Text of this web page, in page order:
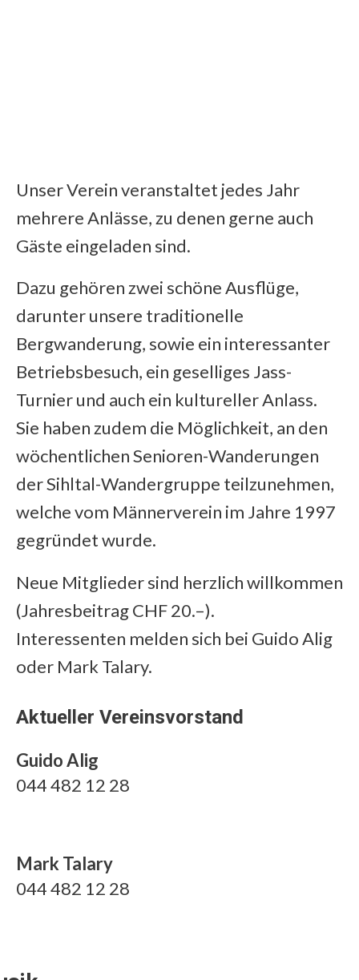
Unser Verein veranstaltet jedes Jahr
mehrere Anlässe, zu denen gerne auch
Gäste eingeladen sind.
Dazu gehören zwei schöne Ausflüge,
darunter unsere traditionelle
Bergwanderung, sowie ein interessanter
Betriebsbesuch, ein geselliges Jass-
Turnier und auch ein kultureller Anlass.
Sie haben zudem die Möglichkeit, an den
wöchentlichen Senioren-Wanderungen
der Sihltal-Wandergruppe teilzunehmen,
welche vom Männerverein im Jahre 1997
gegründet wurde.
Neue Mitglieder sind herzlich willkommen
(Jahresbeitrag CHF 20.–).
Interessenten melden sich bei Guido Alig
oder Mark Talary.
Aktueller Vereinsvorstand
Guido Alig
044 482 12 28
Mark Talary
044 482 12 28